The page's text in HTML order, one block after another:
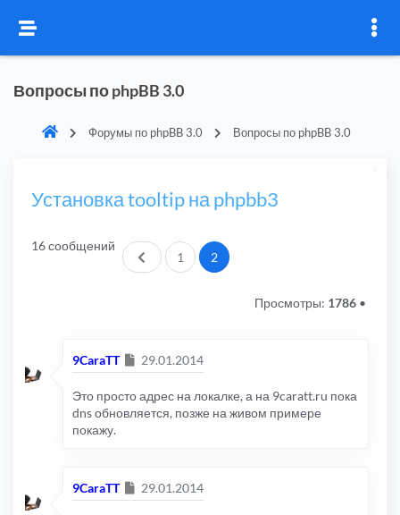
Вопросы по phpBB 3.0
Форумы по phpBB 3.0 Вопросы по phpBB 3.0
Установка tooltip на phpbb3
16 сообщений
Пред.1 2
Просмотры: 1786 •
9CaraTT Сообщение
29.01.2014
Это просто адрес на локалке, а на 9caratt.ru пока
dns обновляется, позже на живом примере
покажу.
9CaraTT Сообщение
29.01.2014